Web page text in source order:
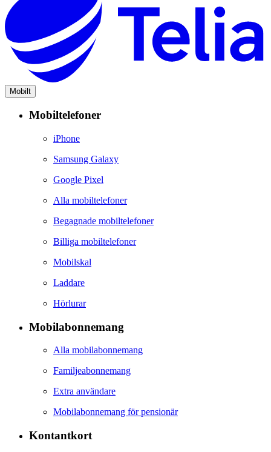
Mobilt
Mobiltelefoner
iPhone
Samsung Galaxy
Google Pixel
Alla mobiltelefoner
Begagnade mobiltelefoner
Billiga mobiltelefoner
Mobilskal
Laddare
Hörlurar
Mobilabonnemang
Alla mobilabonnemang
Familjeabonnemang
Extra användare
Mobilabonnemang för pensionär
Kontantkort